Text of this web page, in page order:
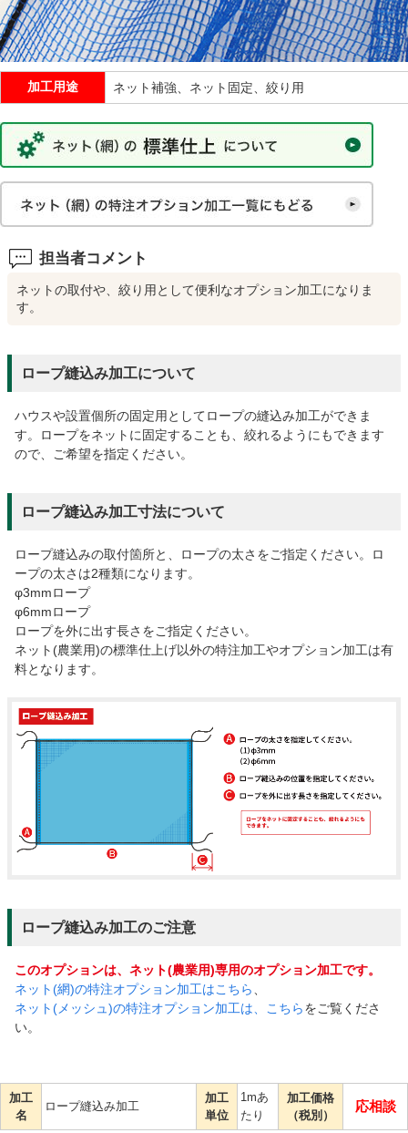
加工用途 ネット補強、ネット固定、絞り用
担当者コメント
ネットの取付や、絞り用として便利なオプション加工になりま
す。
ロープ縫込み加工について
ハウスや設置個所の固定用としてロープの縫込み加工ができま
す。ロープをネットに固定することも、絞れるようにもできます
ので、ご希望を指定ください。
ロープ縫込み加工寸法について
ロープ縫込みの取付箇所と、ロープの太さをご指定ください。ロ
ープの太さは2種類になります。
φ3mmロープ
φ6mmロープ
ロープを外に出す長さをご指定ください。
ネット(農業用)の標準仕上げ以外の特注加工やオプション加工は有
料となります。
ロープ縫込み加工のご注意
このオプションは、ネット(農業用)専用のオプション加工です。
ネット(網)の特注オプション加工はこちら、
ネット(メッシュ)の特注オプション加工は、こちらをご覧くださ
い。
加工
名
ロープ縫込み加工
加工
単位
1mあ
たり
加工価格
（税別）
応相談